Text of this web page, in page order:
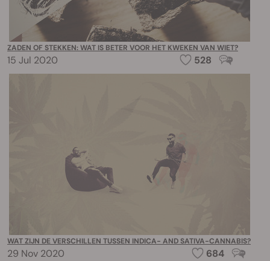
ZADEN OF STEKKEN: WAT IS BETER VOOR HET KWEKEN VAN WIET?
15 Jul 2020 528
WAT ZIJN DE VERSCHILLEN TUSSEN INDICA- AND SATIVA-CANNABIS?
29 Nov 2020 684